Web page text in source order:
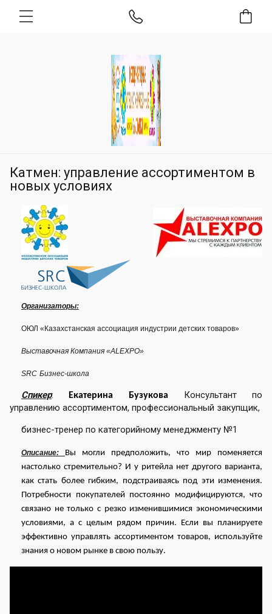
Катмен: управление ассортиментом в
новых условиях
Организаторы:
ОЮЛ «Казахстанская ассоциация индустрии детских товаров»
Выставочная Компания «ALEXPO»
SRC Бизнес-школа
Спикер: Екатерина Бузукова
Консультант по
управлению ассортиментом, профессиональный закупщик,
бизнес-тренер по категорийному менеджменту №1
Описание: Вы могли предположить, что мир поменяется
настолько стремительно? И у ритейла нет другого варианта,
как стать более гибким, подстраиваясь под эти изменения.
Потребности покупателей постоянно модифицируются, что
связано не только с резко изменившимися экономическими
условиями, а с целым рядом причин. Если вы планируете
эффективно управлять ассортиментом товаров, используйте
знания о новом рынке в свою пользу.